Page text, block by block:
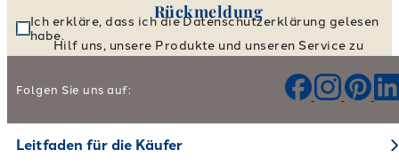
Rückmeldung
Hilf uns, unsere Produkte und unseren Service zu
Hinterlassen Sie Ihr Feedback
Ich erkläre, dass ich die Datenschutzerklärung gelesen
habe.
Folgen Sie uns auf:
Leitfaden für die Käufer